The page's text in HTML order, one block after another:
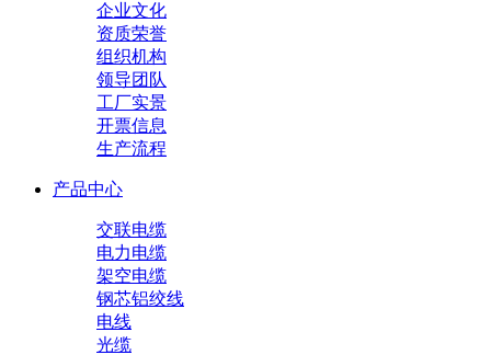
企业文化
资质荣誉
组织机构
领导团队
工厂实景
开票信息
生产流程
产品中心
交联电缆
电力电缆
架空电缆
钢芯铝绞线
电线
光缆